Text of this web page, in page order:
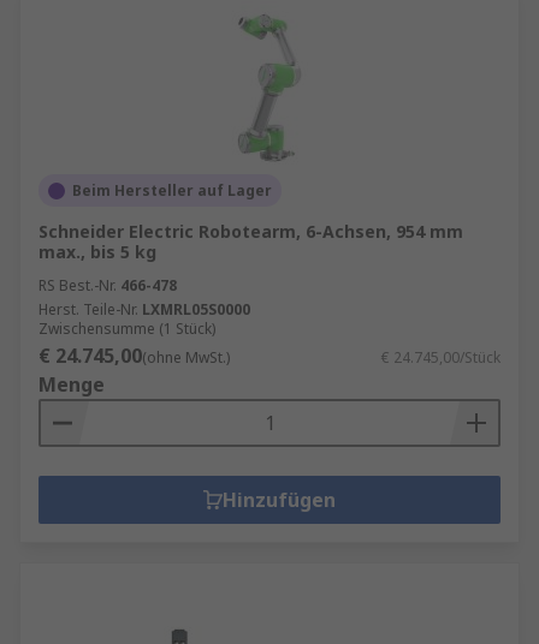
Beim Hersteller auf Lager
Schneider Electric Robotearm, 6-Achsen, 954 mm
max., bis 5 kg
RS Best.-Nr. 466-478
Herst. Teile-Nr. LXMRL05S0000
Zwischensumme (1 Stück)
€ 24.745,00(ohne MwSt.) € 24.745,00/Stück
Menge
Hinzufügen